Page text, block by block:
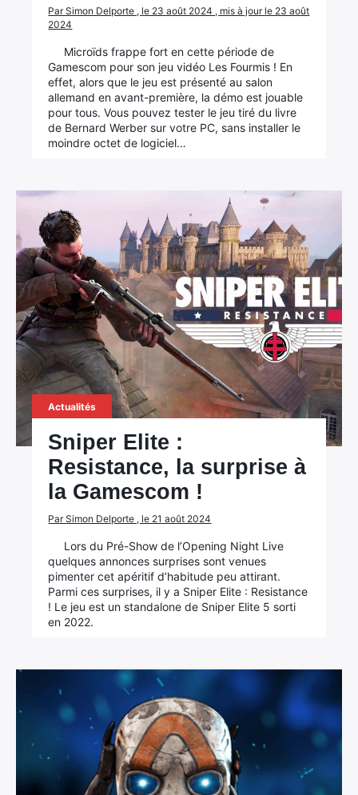
Par Simon Delporte , le 23 août 2024 , mis à jour le 23 août
2024
Microïds frappe fort en cette période de
Gamescom pour son jeu vidéo Les Fourmis ! En
effet, alors que le jeu est présenté au salon
allemand en avant-première, la démo est jouable
pour tous. Vous pouvez tester le jeu tiré du livre
de Bernard Werber sur votre PC, sans installer le
moindre octet de logiciel…
Actualités
Sniper Elite :
Resistance, la surprise à
la Gamescom !
Par Simon Delporte , le 21 août 2024
Lors du Pré-Show de l’Opening Night Live
quelques annonces surprises sont venues
pimenter cet apéritif d’habitude peu attirant.
Parmi ces surprises, il y a Sniper Elite : Resistance
! Le jeu est un standalone de Sniper Elite 5 sorti
en 2022.
×